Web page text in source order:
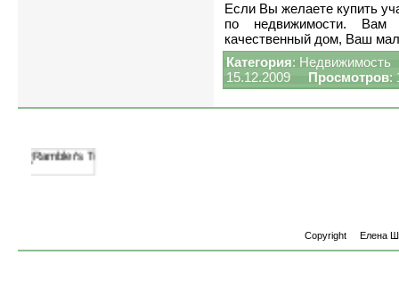
Если Вы желаете купить
по недвижимости. Вам
качественный дом, Ваш
Категория: Недвижимость
15.12.2009 Просмотров:
Copyright Елена